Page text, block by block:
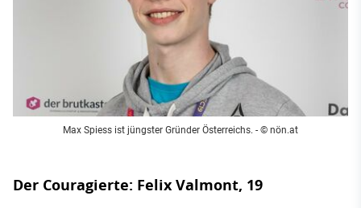
Max Spiess ist jüngster Gründer Österreichs. - © nön.at
Der Couragierte: Felix Valmont, 19